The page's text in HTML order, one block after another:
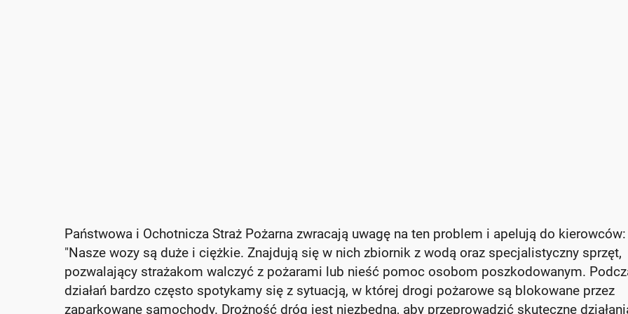
Państwowa i Ochotnicza Straż Pożarna zwracają uwagę na ten problem i apelują do kierowców:
"Nasze wozy są duże i ciężkie. Znajdują się w nich zbiornik z wodą oraz specjalistyczny sprzęt,
pozwalający strażakom walczyć z pożarami lub nieść pomoc osobom poszkodowanym.
działań bardzo często spotykamy się z sytuacją, w której drogi pożarowe są blokowane przez
zaparkowane samochody. Drożność dróg jest niezbędna, aby przeprowadzić skuteczne